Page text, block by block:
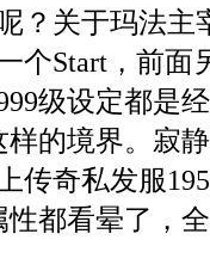
？关于玛法主
个Start，前面
级设定都是
的境界。寂
传奇私发服
都看晕了，